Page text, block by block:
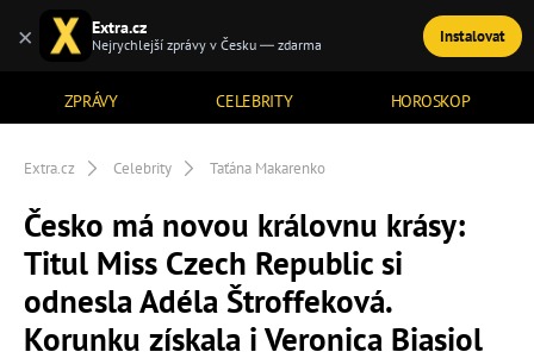
ZPRÁVY CELEBRITY HOROSKOP
TÉMATA
Extra.cz Celebrity Taťána Makarenko
Česko má novou královnu krásy:
Titul Miss Czech Republic si
odnesla Adéla Štroffeková.
Korunku získala i Veronica Biasiol
× Extra.cz
Nejrychlejší zprávy v Česku — zdarma Instalovat